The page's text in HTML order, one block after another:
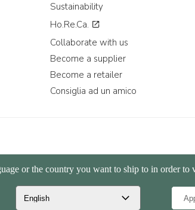
Sustainability
Ho.Re.Ca.
Collaborate with us
Become a supplier
Become a retailer
Consiglia ad un amico
Benefit | Verona - Italy | +39 351 865 9444 | P.I.